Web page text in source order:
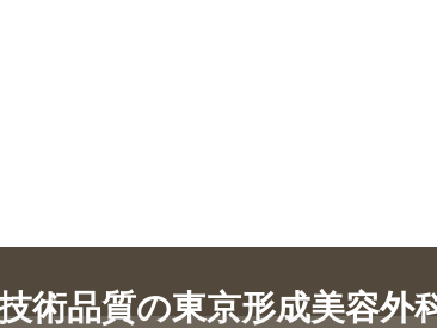
術品質の東京形成美容外